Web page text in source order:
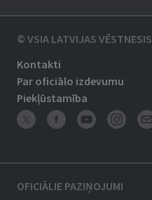
© VSIA LATVIJAS VĒSTNESIS
Kontakti
Par oficiālo izdevumu
Piekļūstamība
OFICIĀLIE PAZIŅOJUMI